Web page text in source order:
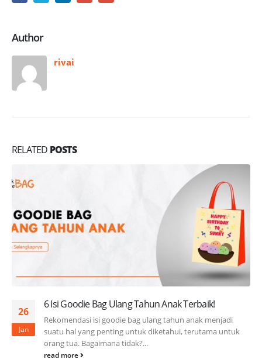
Author
rivai
RELATED POSTS
26
Jan
6 Isi Goodie Bag Ulang Tahun Anak Terbaik!
Rekomendasi isi goodie bag ulang tahun anak menjadi
suatu hal yang penting untuk diketahui, terutama untuk
orang tua. Bagaimana tidak?...
read more